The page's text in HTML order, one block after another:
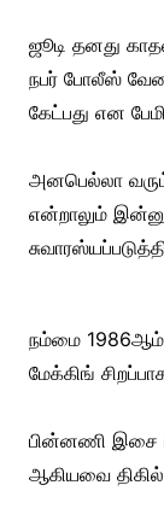
ஜூடி தனது
நபர் போலீஸ்
கேட்பது என
அனபெல்லா
என்றாலும்
நம்மை
மேக்கிங்
பின்னணி இசை
ஆகியவை